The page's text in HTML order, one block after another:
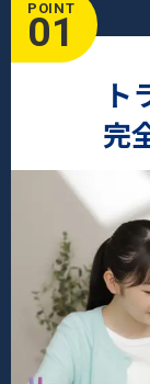
POINT
01
ト
完